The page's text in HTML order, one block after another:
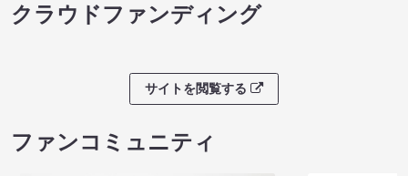
クラウドファンディング
サイトを閲覧する
ファンコミュニティ